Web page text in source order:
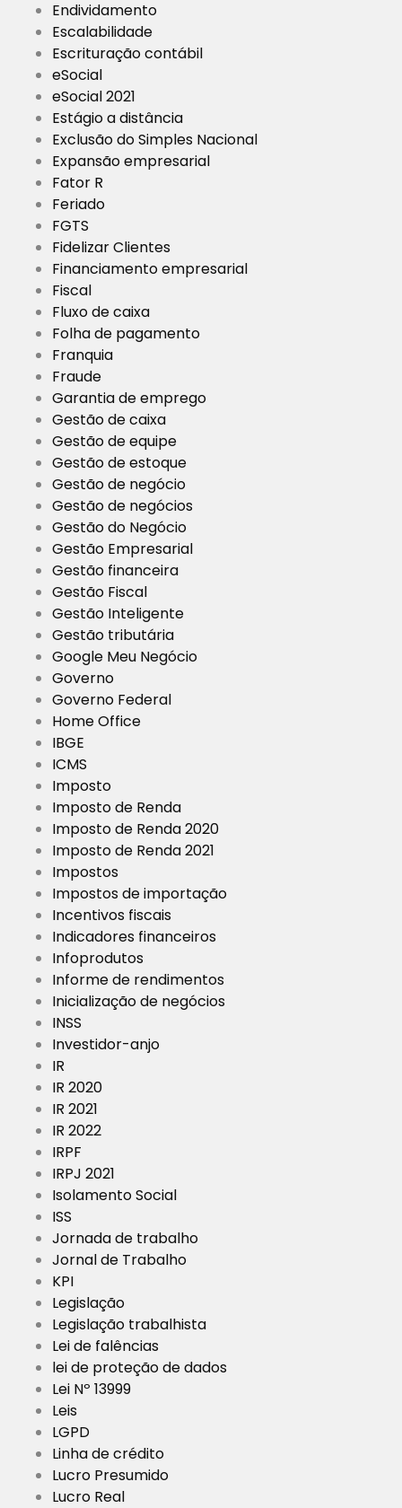
Endividamento
Escalabilidade
Escrituração contábil
eSocial
eSocial 2021
Estágio a distância
Exclusão do Simples Nacional
Expansão empresarial
Fator R
Feriado
FGTS
Fidelizar Clientes
Financiamento empresarial
Fiscal
Fluxo de caixa
Folha de pagamento
Franquia
Fraude
Garantia de emprego
Gestão de caixa
Gestão de equipe
Gestão de estoque
Gestão de negócio
Gestão de negócios
Gestão do Negócio
Gestão Empresarial
Gestão financeira
Gestão Fiscal
Gestão Inteligente
Gestão tributária
Google Meu Negócio
Governo
Governo Federal
Home Office
IBGE
ICMS
Imposto
Imposto de Renda
Imposto de Renda 2020
Imposto de Renda 2021
Impostos
Impostos de importação
Incentivos fiscais
Indicadores financeiros
Infoprodutos
Informe de rendimentos
Inicialização de negócios
INSS
Investidor-anjo
IR
IR 2020
IR 2021
IR 2022
IRPF
IRPJ 2021
Isolamento Social
ISS
Jornada de trabalho
Jornal de Trabalho
KPI
Legislação
Legislação trabalhista
Lei de falências
lei de proteção de dados
Lei Nº 13999
Leis
LGPD
Linha de crédito
Lucro Presumido
Lucro Real